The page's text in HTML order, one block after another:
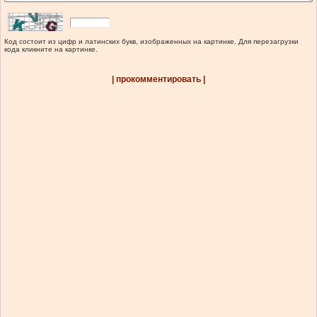
Код состоит из цифр и латинских букв, изображенных на картинке. Для перезагрузки
кода кликните на картинке.
| прокомментировать |